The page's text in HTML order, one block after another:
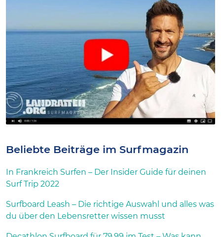
Beliebte Beiträge im Surfmagazin
In Frankreich Surfen – Der Insider Guide für deinen
Surf Trip 2022
Surfboard Leash – Die richtige Auswahl und alles was
du über den Lebensretter wissen musst